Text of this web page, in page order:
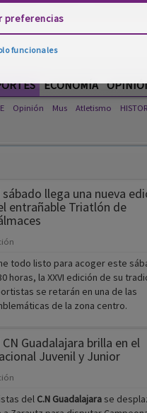
ECONOMÍA
Opinión Mus Atletismo
sábado llega una nueva
entrañable Triatlón de
todo listo para acoger este
horas, la XXVI edición de su
se retarán en una de las
de la zona centro.
CN Guadalajara brilla en el
Juvenil y Junior
del C.N Guadalajarase
preferencias
funcionales